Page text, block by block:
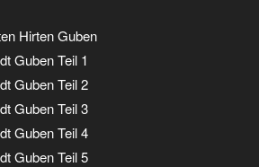
Hirten Guben
Guben Teil 1
Guben Teil 2
Guben Teil 3
Guben Teil 4
Guben Teil 5